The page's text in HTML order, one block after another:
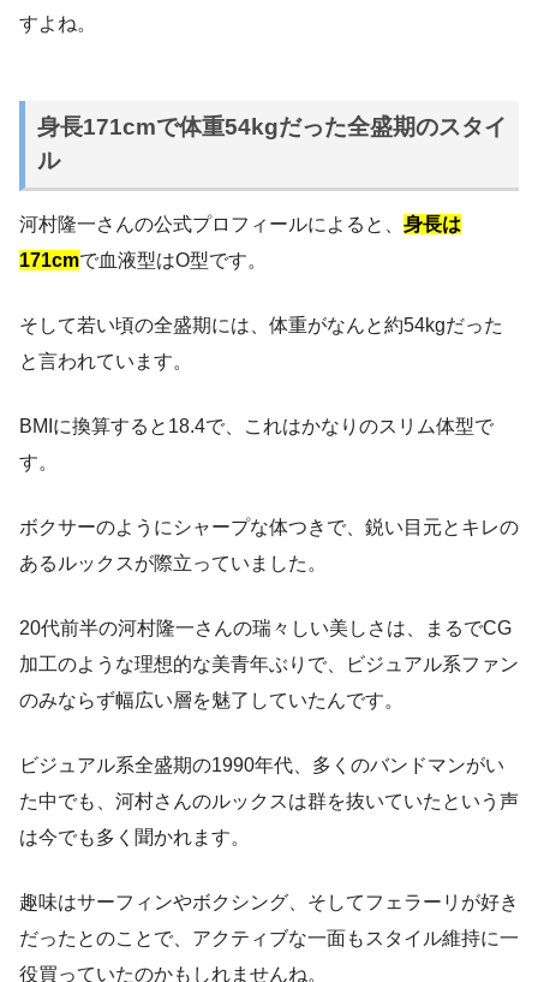
すよね。
身長171cmで体重54kgだった全盛期のスタイ
ル
河村隆一さんの公式プロフィールによると、 身長は
171cmで血液型はO型です。
そして若い頃の全盛期には、体重がなんと約54kgだった
と言われています。
BMIに換算すると18.4で、これはかなりのスリム体型で
す。
ボクサーのようにシャープな体つきで、鋭い目元とキレの
あるルックスが際立っていました。
20代前半の河村隆一さんの瑞々しい美しさは、まるでCG
加工のような理想的な美青年ぶりで、ビジュアル系ファン
のみならず幅広い層を魅了していたんです。
ビジュアル系全盛期の1990年代、多くのバンドマンがい
た中でも、河村さんのルックスは群を抜いていたという声
は今でも多く聞かれます。
趣味はサーフィンやボクシング、そしてフェラーリが好き
だったとのことで、アクティブな一面もスタイル維持に一
役買っていたのかもしれませんね。